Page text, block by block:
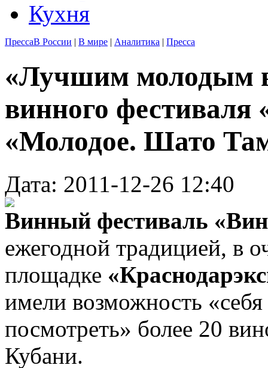
Кухня
ПрессаВ России | В мире | Аналитика | Пресса
«Лучшим молодым
винного фестиваля
«Молодое. Шато
Дата: 2011-12-26 12:40
Винный фестиваль
ежегодной традицией, в
площадке
имели возможность
посмотреть» более 20
Кубани.